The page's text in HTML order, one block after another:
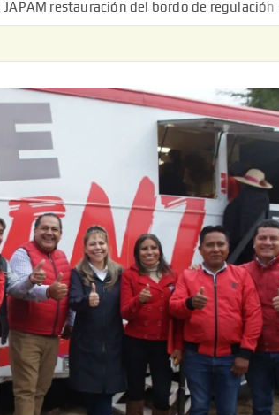
del bordo de regulación en el Ejido de